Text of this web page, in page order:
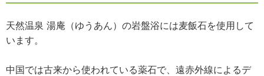
天然温泉 湯庵（ゆうあん）の岩盤浴には麦飯石を使用して
います。
中国では古来から使われている薬石で、遠赤外線によるデ